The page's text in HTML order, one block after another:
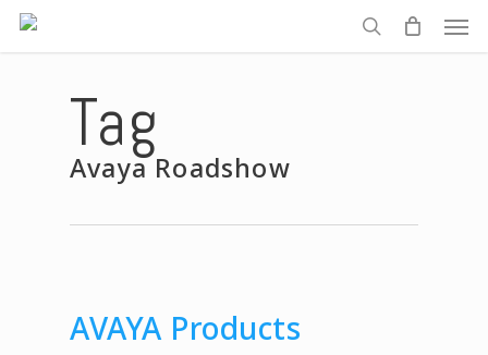
Skip
to
search
Tag
Avaya Roadshow
AVAYA Products